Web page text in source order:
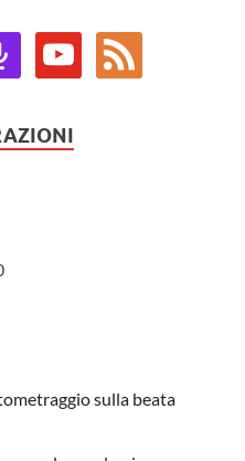
sulla beata